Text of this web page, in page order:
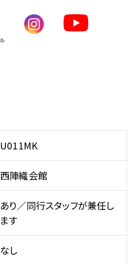
U011MK
西陣織会館
あり／同行スタッフが兼任し
ます
なし